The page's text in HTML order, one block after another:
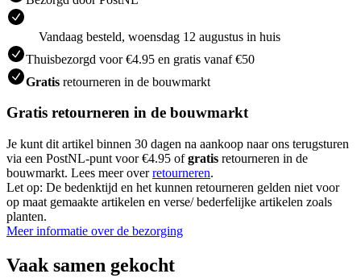
Vandaag besteld, woensdag 12 augustus in huis
Thuisbezorgd voor €4.95 en gratis vanaf €50
Gratis retourneren in de bouwmarkt
Gratis retourneren in de bouwmarkt
Je kunt dit artikel binnen 30 dagen na aankoop naar ons terugsturen
via een PostNL-punt voor €4.95 ofgratis retourneren in de
bouwmarkt. Lees meer overretourneren.
Let op: De bedenktijd en het kunnen retourneren gelden niet voor
op maat gemaakte artikelen en verse/ bederfelijke artikelen zoals
planten.
Meer informatie over de bezorging
Vaak samen gekocht